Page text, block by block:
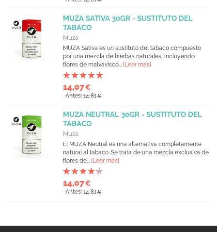
MUZA SATIVA 30GR - SUSTITUTO DEL
TABACO
Muza
MUZA Sativa es un sustituto del tabaco compuesto
por una mezcla de hierbas naturales, incluyendo
flores de malvavisco... [Leer más]
14,07€
Antes: 14,81€
MUZA NEUTRAL 30GR - SUSTITUTO DEL
TABACO
Muza
El MUZA Neutral es una alternativa completamente
natural al tabaco. Se trata de una mezcla exclusiva de
flores de... [Leer más]
14,07€
Antes: 14,81€